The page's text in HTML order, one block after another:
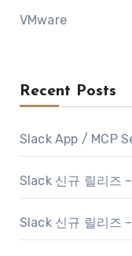
VMware
Recent Posts
Slack App / MCP
Slack 신규 릴리즈
Slack 신규 릴리즈